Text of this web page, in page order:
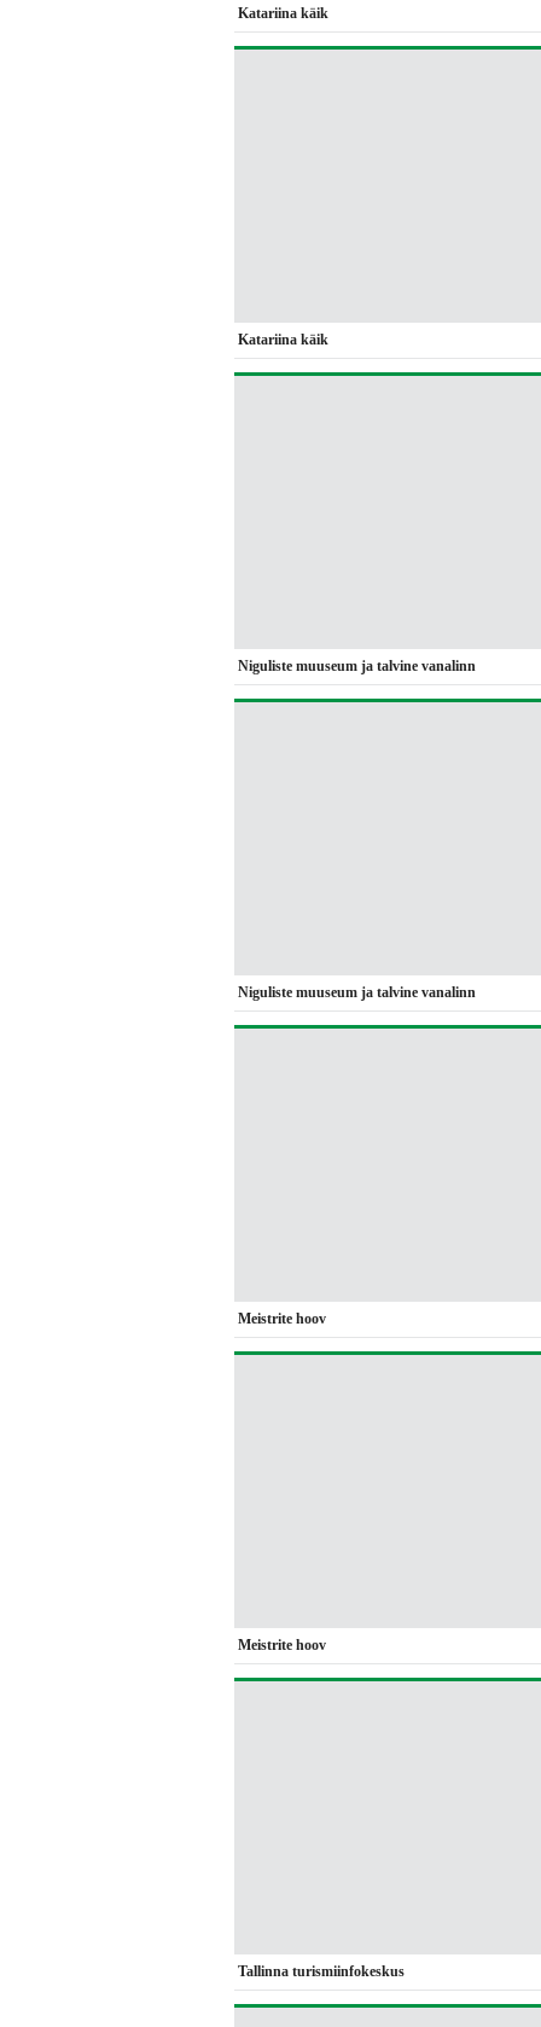
Katariina käik
Katariina käik
Niguliste muuseum ja talvine vanalinn
Niguliste muuseum ja talvine vanalinn
Meistrite hoov
Meistrite hoov
Tallinna turismiinfokeskus